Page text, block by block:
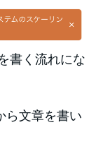
書く流れにな
ら文章を書い